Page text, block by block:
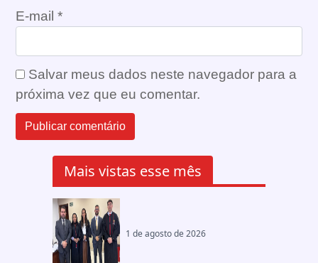
E-mail *
Salvar meus dados neste navegador para a
próxima vez que eu comentar.
Mais vistas esse mês
1 de agosto de 2026